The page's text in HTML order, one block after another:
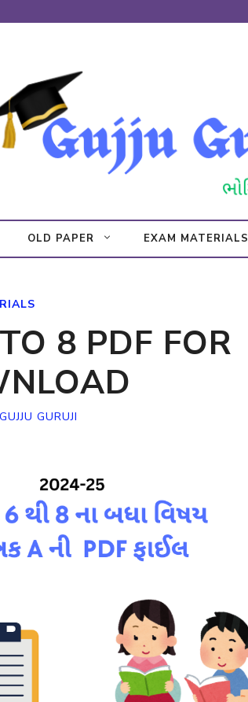
OLD PAPER EXAM MATERIALS
8 PDF FOR
GUJJU GURUJI